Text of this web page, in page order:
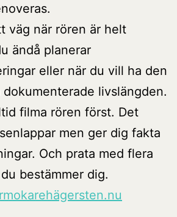
väg när rören är helt
ändå planerar
eller när du vill ha den
livslängden.
filma rören först. Det
men ger dig fakta
Och prata med flera
bestämmer dig.